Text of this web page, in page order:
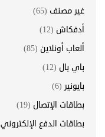
غير مصنف (65)
أدفكاش (12)
ألعاب أونلاين (85)
باي بال (12)
بايونير (6)
بطاقات الإتصال (19)
بطاقات الدفع الإلكتروني